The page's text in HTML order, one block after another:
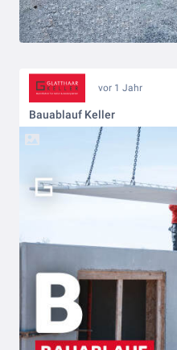
vor 1 Jahr
Bauablauf Keller